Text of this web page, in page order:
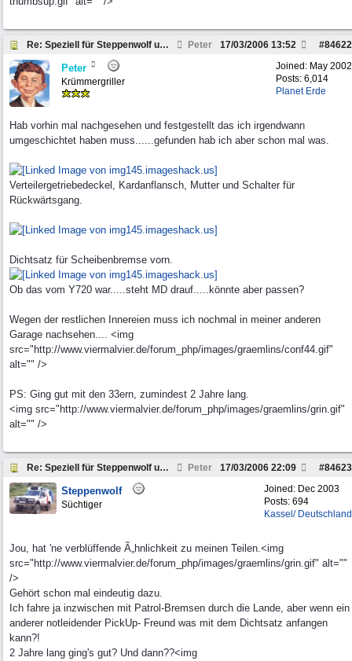
Re: Speziell für Steppenwolf und andere Pickup Fre Peter #84622
17/03/2006 13:52
Joined: May 2002
Posts: 6,014
Planet Erde
Peter
Krümmergriller
Hab vorhin mal nachgesehen und festgestellt das ich irgendwann
umgeschichtet haben muss......gefunden hab ich aber schon mal was.
Verteilergetriebedeckel, Kardanflansch, Mutter und Schalter für
Rückwärtsgang.
Dichtsatz für Scheibenbremse vorn.
Ob das vom Y720 war.....steht MD drauf.....könnte aber passen?
Wegen der restlichen Innereien muss ich nochmal in meiner anderen
Garage nachsehen.... <img
src="http://www.viermalvier.de/forum_php/images/graemlins/conf44.gif"
alt="" />
PS: Ging gut mit den 33ern, zumindest 2 Jahre lang.
<img src="http://www.viermalvier.de/forum_php/images/graemlins/grin.gif"
alt="" />
Re: Speziell für Steppenwolf und andere Pickup Fre Peter #84623
17/03/2006 22:09
Joined: Dec 2003
Posts: 694
Kassel/ Deutschland
Steppenwolf
Süchtiger
Jou, hat 'ne verblüffende Ã„hnlichkeit zu meinen Teilen.<img
src="http://www.viermalvier.de/forum_php/images/graemlins/grin.gif" alt=""
/>
Gehört schon mal eindeutig dazu.
Ich fahre ja inzwischen mit Patrol-Bremsen durch die Lande, aber wenn ein
anderer notleidender PickUp- Freund was mit dem Dichtsatz anfangen
kann?!
2 Jahre lang ging's gut? Und dann??<img